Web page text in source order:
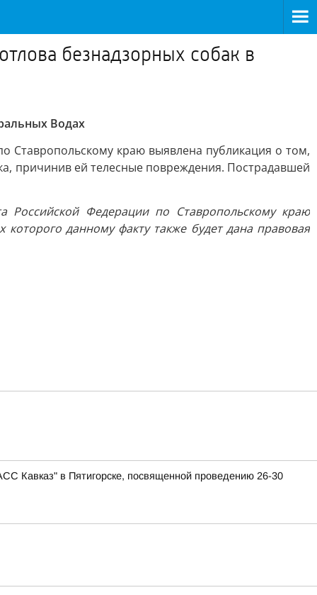
безнадзорных собак в
Водах
Ставропольскому краю выявлена публикация о том,
причинив ей телесные повреждения. Пострадавшей
Российской Федерации по Ставропольскому краю
данному факту также будет дана правовая
Кавказ" в Пятигорске, посвященной проведению 26-30